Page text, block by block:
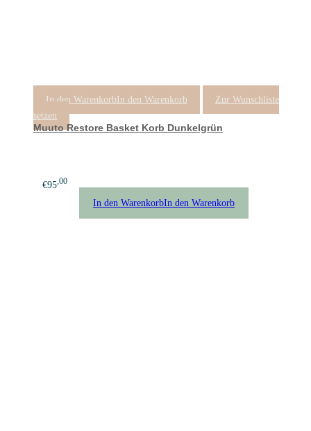
In den Warenkorb In den Warenkorb
Zur Wunschliste
setzen
Muuto Restore Basket Korb Dunkelgrün
€95,00
In den WarenkorbIn den Warenkorb